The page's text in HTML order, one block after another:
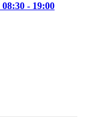
08:30 - 19:00